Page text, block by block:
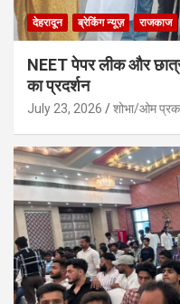
देहरादून ब्रेकिंग न्यूज़ राजकाज
NEET पेपर लीक और
का प्रदर्शन
July 23, 2026 शोभा/ओम